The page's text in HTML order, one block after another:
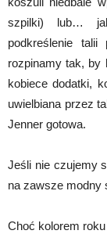
szpilki) lub…
podkreślenie
rozpinamy tak, by
kobiece dodatki,
uwielbiana przez
Jenner gotowa.
Jeśli nie czujemy
na zawsze modny
Choć kolorem roku